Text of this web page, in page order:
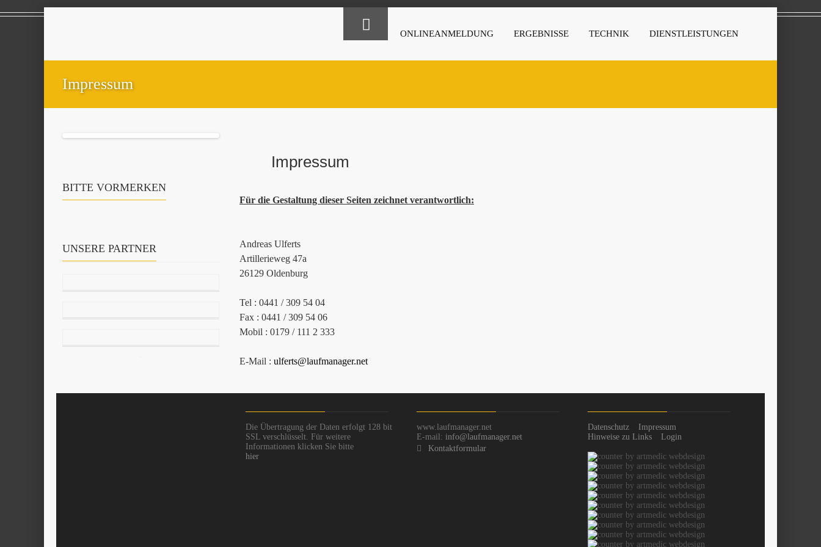
ONLINEANMELDUNG ERGEBNISSE TECHNIK DIENSTLEISTUNGEN
Impressum
BITTE VORMERKEN
UNSERE PARTNER
Impressum
Für die Gestaltung dieser Seiten zeichnet verantwortlich:
Andreas Ulferts
Artillerieweg 47a
26129 Oldenburg
Tel : 0441 / 309 54 04
Fax : 0441 / 309 54 06
Mobil : 0179 / 111 2 333
E-Mail : ulferts@laufmanager.net
Die Übertragung der Daten erfolgt 128 bit
SSL verschlüsselt. Für weitere
Informationen klicken Sie bitte
hier
www.laufmanager.net
E-mail: info@laufmanager.net
Kontaktformular
Datenschutz
Impressum
Hinweise zu Links
Login